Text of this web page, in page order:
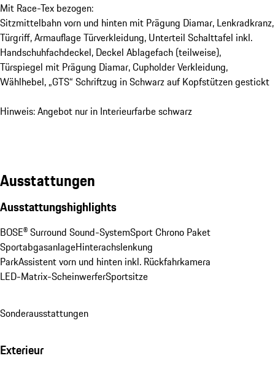
Mit Race-Tex bezogen:
Sitzmittelbahn vorn und hinten mit Prägung Diamar, Lenkradkranz,
Türgriff, Armauflage Türverkleidung, Unterteil Schalttafel inkl.
Handschuhfachdeckel, Deckel Ablagefach (teilweise),
Türspiegel mit Prägung Diamar, Cupholder Verkleidung,
Wählhebel, „GTS“ Schriftzug in Schwarz auf Kopfstützen gestickt
Hinweis: Angebot nur in Interieurfarbe schwarz
Ausstattungen
Ausstattungshighlights
BOSE® Surround Sound-SystemSport Chrono Paket
SportabgasanlageHinterachslenkung
ParkAssistent vorn und hinten inkl. Rückfahrkamera
LED-Matrix-ScheinwerferSportsitze
Sonderausstattungen
Exterieur